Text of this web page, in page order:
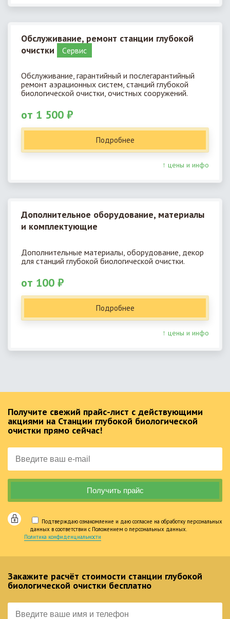
Обслуживание, ремонт станции глубокой
очистки
Cервис
Обслуживание, гарантийный и послегарантийный
ремонт аэрационных систем, станций глубокой
биологической очистки, очистных сооружений.
от 1 500 ₽
Подробнее
↑ цены и инфо
Дополнительное оборудование, материалы
и комплектующие
Дополнительные материалы, оборудование, декор
для станций глубокой биологической очистки.
от 100 ₽
Подробнее
↑ цены и инфо
Получите свежий прайс-лист с действующими
акциями на Станции глубокой биологической
очистки прямо сейчас!
Подтверждаю ознакомление и даю согласие на обработку персональных
данных в соответствии с Положением о персональных данных.
Политика конфиденциальности
Закажите расчёт стоимости станции глубокой
биологической очистки бесплатно